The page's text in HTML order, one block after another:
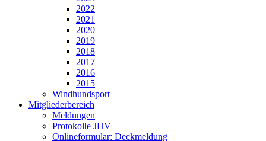
2022
2021
2020
2019
2018
2017
2016
2015
Windhundsport
Mitgliederbereich
Meldungen
Protokolle JHV
Onlineformular: Deckmeldung